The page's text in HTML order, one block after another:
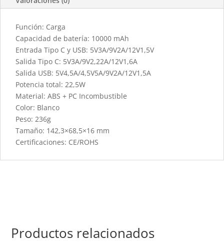
Función: Carga
Capacidad de batería: 10000 mAh
Entrada Tipo C y USB: 5V3A/9V2A/12V1,5V
Salida Tipo C: 5V3A/9V2,22A/12V1,6A
Salida USB: 5V4,5A/4,5V5A/9V2A/12V1,5A
Potencia total: 22,5W
Material: ABS + PC Incombustible
Color: Blanco
Peso: 236g
Tamaño: 142,3×68,5×16 mm
Certificaciones: CE/ROHS
Productos relacionados